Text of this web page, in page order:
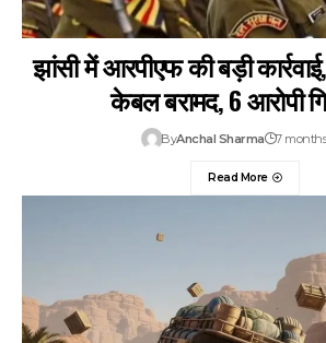
झांसी में आरपीएफ की बड़ी
केबल बरामद, 6 आरोपी
ByAnchal Sharma 7
Read More